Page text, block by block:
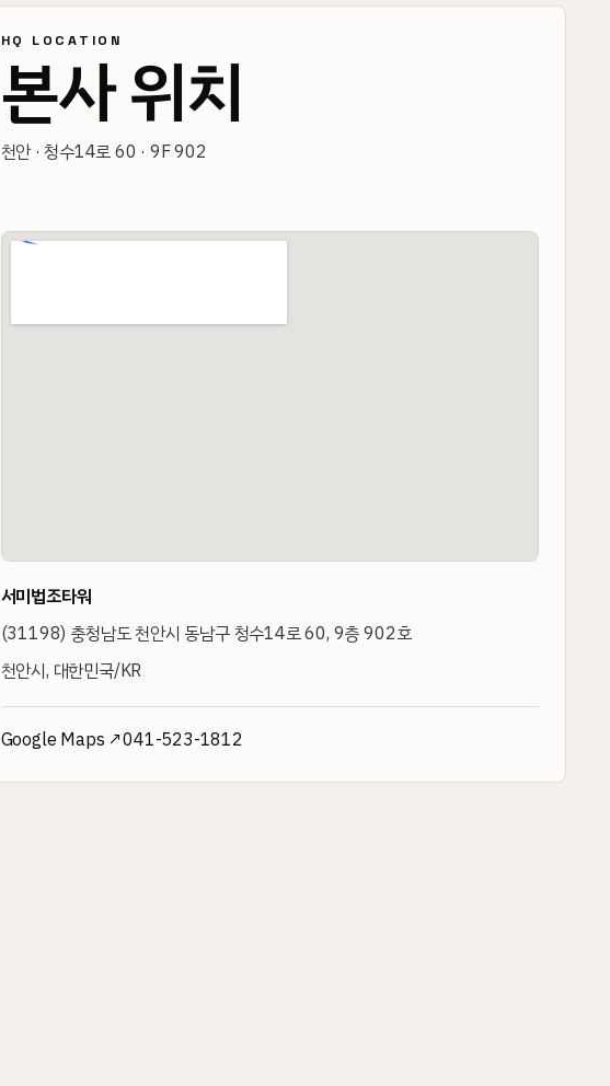
HQ LOCATION
본사 위치
천안 · 청수14로 60 · 9F 902
서미법조타워
(31198) 충청남도 천안시 동남구 청수14로 60, 9층 902호
천안시, 대한민국/KR
Google Maps ↗041-523-1812